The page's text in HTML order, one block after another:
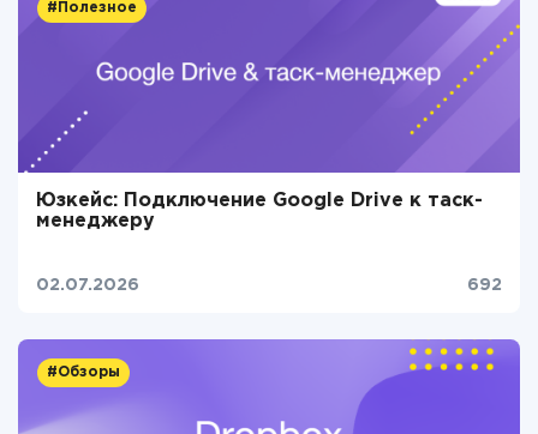
#Полезное
Юзкейс: Подключение Google Drive к таск-
менеджеру
02.07.2026 692
#Обзоры